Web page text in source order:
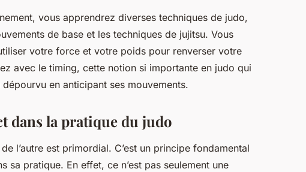
vous apprendrez diverses techniques de judo,
de base et les techniques de jujitsu. Vous
votre force et votre poids pour renverser votre
avec le timing, cette notion si importante en judo qui
en anticipant ses mouvements.
dans la pratique du judo
l’autre est primordial. C’est un principe fondamental
sa pratique. En effet, ce n’est pas seulement une